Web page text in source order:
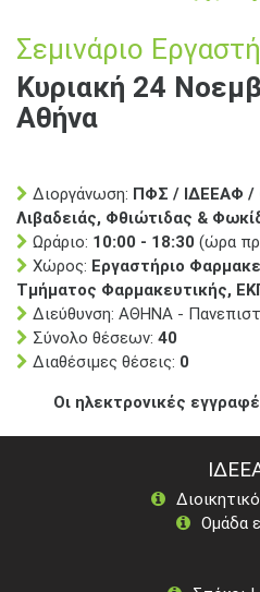
Σεμινάριο
Κυριακή 24
Αθήνα
Διοργάνωση: ΠΦΣ / ΙΔΕΕΑΦ /
Λιβαδειάς, Φθιώτιδας &
Ωράριο: 10:00 - 18:30 (ώρα
Χώρος: Εργαστήριο
Τμήματος Φαρμακευτικής,
Διεύθυνση: ΑΘΗΝΑ -
Σύνολο θέσεων: 40
Διαθέσιμες θέσεις: 0
Οι ηλεκτρονικές
Ομάδα